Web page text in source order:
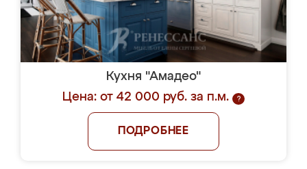
Кухня "Амадео"
Цена: от 42 000 руб. за п.м.
?
ПОДРОБНЕЕ